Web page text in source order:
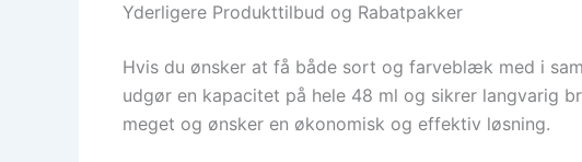
Yderligere Produkttilbud og Rabatpakker
Hvis du ønsker at få både sort og farveblæk med i
udgør en kapacitet på hele 48 ml og sikrer langvarig
meget og ønsker en økonomisk og effektiv løsning.